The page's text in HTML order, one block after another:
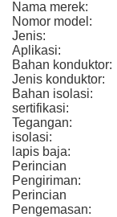
Nama merek:
Nomor model:
Jenis:
Aplikasi:
Bahan konduktor:
Jenis konduktor:
Bahan isolasi:
sertifikasi:
Tegangan:
isolasi:
lapis baja:
Perincian
Pengiriman:
Perincian
Pengemasan: